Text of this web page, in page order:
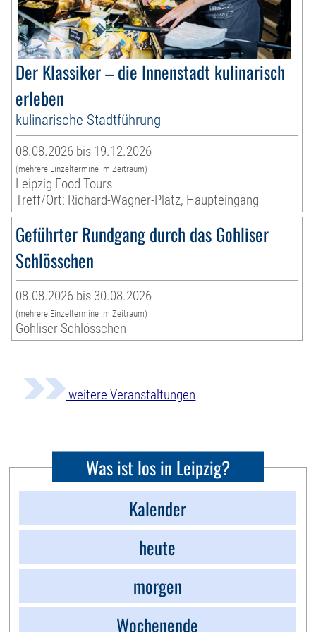
Der Klassiker – die Innenstadt kulinarisch
erleben
kulinarische Stadtführung
08.08.2026 bis 19.12.2026
(mehrere Einzeltermine im Zeitraum)
Leipzig Food Tours
Treff/Ort: Richard-Wagner-Platz, Haupteingang
Geführter Rundgang durch das Gohliser
Schlösschen
08.08.2026 bis 30.08.2026
(mehrere Einzeltermine im Zeitraum)
Gohliser Schlösschen
weitere Veranstaltungen
Was ist los in Leipzig?
Kalender
heute
morgen
Wochenende